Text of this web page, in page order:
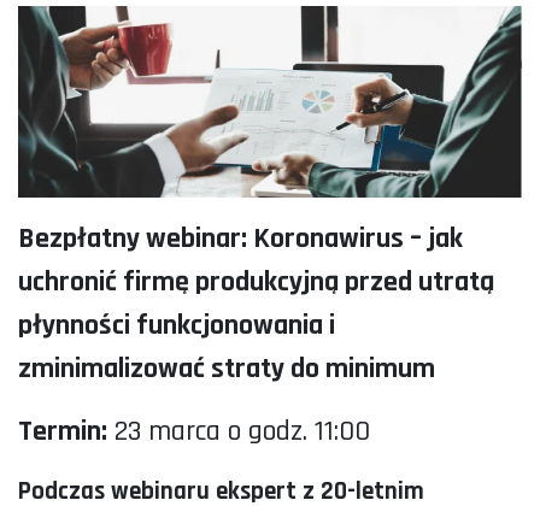
Bezpłatny webinar: Koronawirus – jak
uchronić firmę produkcyjną przed utratą
płynności funkcjonowania i
zminimalizować straty do minimum
Termin: 23 marca o godz. 11:00
Podczas webinaru ekspert z 20-letnim